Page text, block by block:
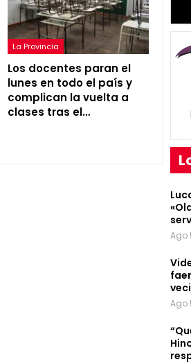
La Provincia
Los docentes paran el
lunes en todo el país y
complican la vuelta a
clases tras el…
Ago
Ago